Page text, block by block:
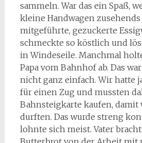
sammeln. War das ein Spaß,
kleine Handwagen zusehends
mitgeführte, gezuckerte
schmeckte so köstlich und
in Windeseile. Manchmal
Papa vom Bahnhof ab. Das
nicht ganz einfach. Wir hatte
für einen Zug und mussten
Bahnsteigkarte kaufen,
durften. Das wurde streng
lohnte sich meist. Vater